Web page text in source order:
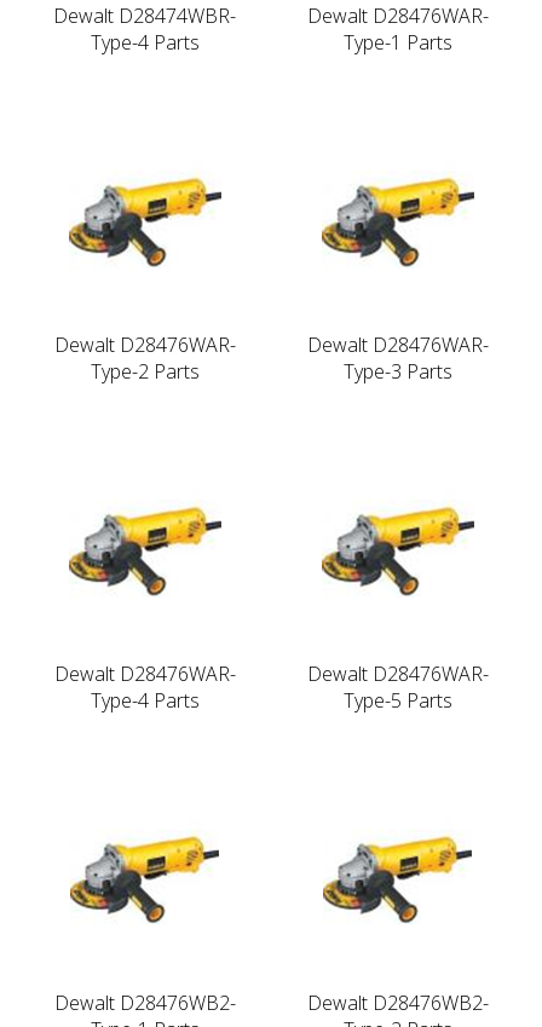
Dewalt D28474WBR-
Type-4 Parts
Dewalt D28476WAR-
Type-1 Parts
Dewalt D28476WAR-
Type-2 Parts
Dewalt D28476WAR-
Type-3 Parts
Dewalt D28476WAR-
Type-4 Parts
Dewalt D28476WAR-
Type-5 Parts
Dewalt D28476WB2-
Dewalt D28476WB2-